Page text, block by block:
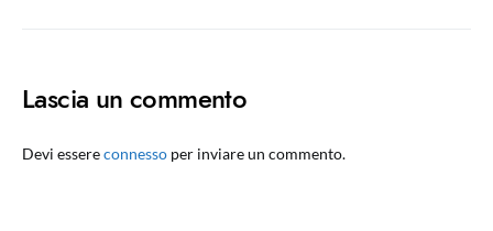
Lascia un commento
Devi essereconnesso per inviare un commento.